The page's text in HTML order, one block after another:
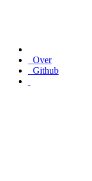
Over
Github